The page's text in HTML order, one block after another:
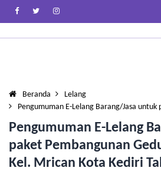
Beranda
Lelang
Pengumuman E-Lelang Barang/Jasa
Pengumuman E-Lelang
paket Pembangunan
Kel. Mrican Kota Kediri